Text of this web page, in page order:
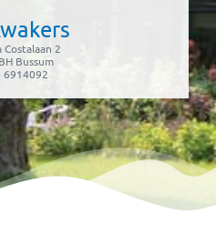
Costalaan 2
Bussum
6914092